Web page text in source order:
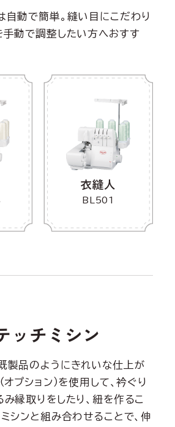
自動で簡単。縫い目にこだわり
手動で調整したい方へおすす
衣縫人
BL501
ッチミシン
製品のようにきれいな仕上が
オプション）を使用して、衿ぐり
縁取りをしたり、紐を作るこ
シンと組み合わせることで、伸